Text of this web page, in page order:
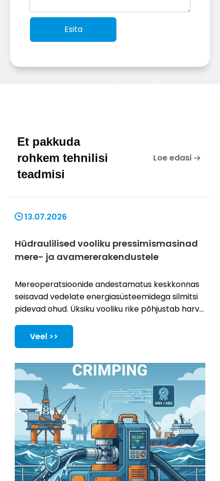
Esita
Et pakkuda
rohkem tehnilisi
teadmisi​​​​​​​
Loe edasi
13.07.2026
Hüdraulilised vooliku pressimismasinad
mere- ja avamererakendustele
Mereoperatsioonide andestamatus keskkonnas
seisavad vedelate energiasüsteemidega silmitsi
pidevad ohud. Üksiku vooliku rike põhjustab harva
katastroofilisi seisakuid. Võite seista silmitsi
tõsiste keskkonnaohtudega. See tekitab ka
Veel >>